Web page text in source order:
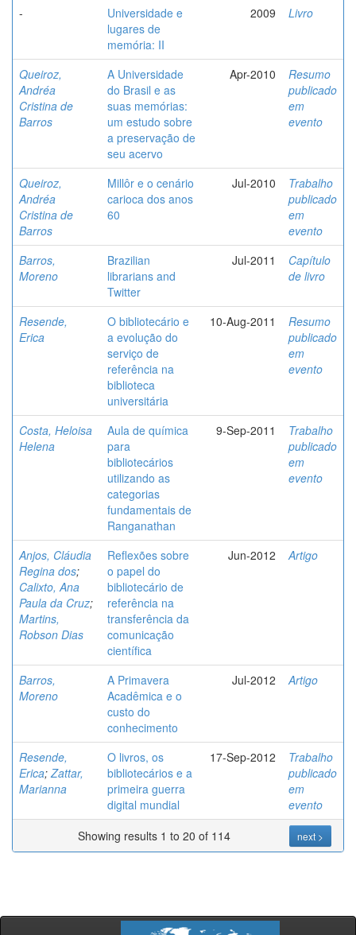
-
Universidade e
lugares de
memória: II
2009 Livro
Queiroz,
Andréa
Cristina de
Barros
A Universidade
do Brasil e as
suas memórias:
um estudo sobre
a preservação de
seu acervo
Apr-2010
Resumo
publicado
em
evento
Queiroz,
Andréa
Cristina de
Barros
Millôr e o cenário
carioca dos anos
60
Jul-2010
Trabalho
publicado
em
evento
Barros,
Moreno
Brazilian
librarians and
Twitter
Jul-2011
Capítulo
de livro
Resende,
Erica
O bibliotecário e
a evolução do
serviço de
referência na
biblioteca
universitária
10-Aug-2011
Resumo
publicado
em
evento
Costa, Heloisa
Helena
Aula de química
para
bibliotecários
utilizando as
categorias
fundamentais de
Ranganathan
9-Sep-2011
Trabalho
publicado
em
evento
Anjos, Cláudia
Regina dos;
Calixto, Ana
Paula da Cruz;
Martins,
Robson Dias
Reflexões sobre
o papel do
bibliotecário de
referência na
transferência da
comunicação
científica
Jun-2012 Artigo
Barros,
Moreno
A Primavera
Acadêmica e o
custo do
conhecimento
Jul-2012 Artigo
Resende,
Erica;Zattar,
Marianna
O livros, os
bibliotecários e a
primeira guerra
digital mundial
17-Sep-2012
Trabalho
publicado
em
evento
Showing results 1 to 20 of 114
next >